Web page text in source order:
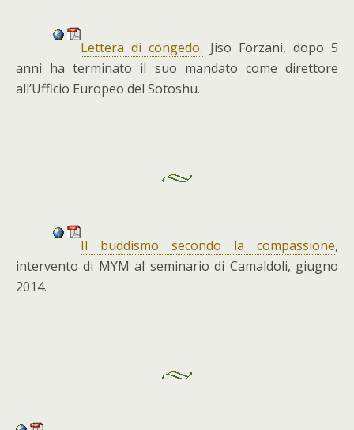
Lettera di congedo. Jiso Forzani, dopo 5
anni ha terminato il suo mandato come direttore
all’Ufficio Europeo del Sotoshu.
Il buddismo secondo la compassione,
intervento di MYM al seminario di Camaldoli, giugno
2014.